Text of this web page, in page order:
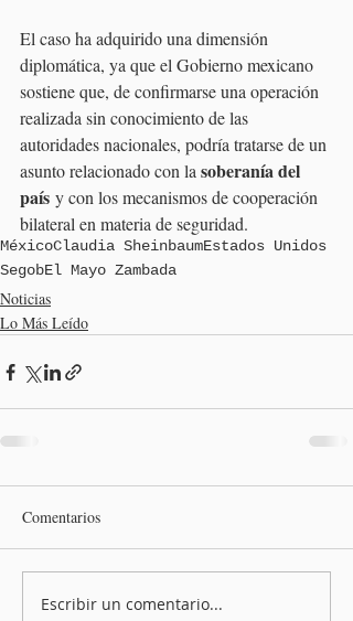
El caso ha adquirido una dimensión
diplomática, ya que el Gobierno mexicano
sostiene que, de confirmarse una operación
realizada sin conocimiento de las
autoridades nacionales, podría tratarse de un
asunto relacionado con la soberanía del
país y con los mecanismos de cooperación
bilateral en materia de seguridad.
MéxicoClaudia SheinbaumEstados Unidos
SegobEl Mayo Zambada
Noticias
Lo Más Leído
Comentarios
Escribir un comentario...